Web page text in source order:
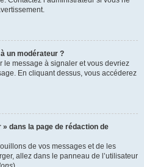
un modérateur ?
le message à signaler et vous devriez
En cliquant dessus, vous accéderez
dans la page de rédaction de
de vos messages et de les
allez dans le panneau de l’utilisateur